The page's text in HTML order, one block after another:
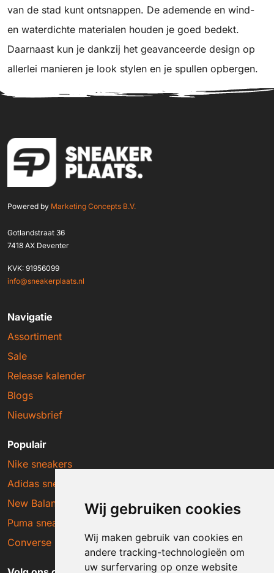
Wij gebruiken cookies
Wij maken gebruik van cookies en
andere tracking-technologieën om
uw surfervaring op onze website
van de stad kunt ontsnappen. De ademende en wind-
en waterdichte materialen houden je goed bedekt.
Daarnaast kun je dankzij het geavanceerde design op
allerlei manieren je look stylen en je spullen opbergen.
Powered by Marketing Concepts B.V.
Gotlandstraat 36
7418 AX Deventer
KVK: 91956099
info@sneakerplaats.nl
Navigatie
Assortiment
Sale
Release kalender
Blogs
Nieuwsbrief
Populair
Nike sneakers
Adidas sneakers
New Balance sneakers
Puma sneakers
Converse sneakers